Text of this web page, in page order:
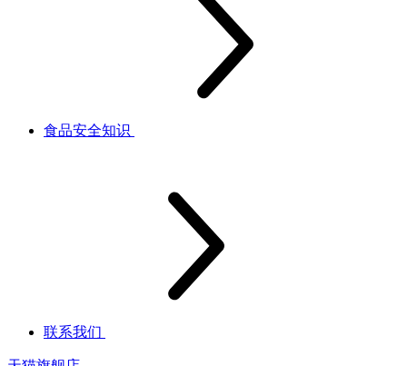
食品安全知识
联系我们